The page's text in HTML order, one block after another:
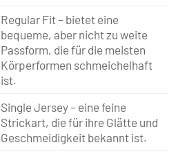
Regular Fit – bietet eine
bequeme, aber nicht zu weite
Passform, die für die meisten
Körperformen schmeichelhaft
ist.
Single Jersey – eine feine
Strickart, die für ihre Glätte und
Geschmeidigkeit bekannt ist.